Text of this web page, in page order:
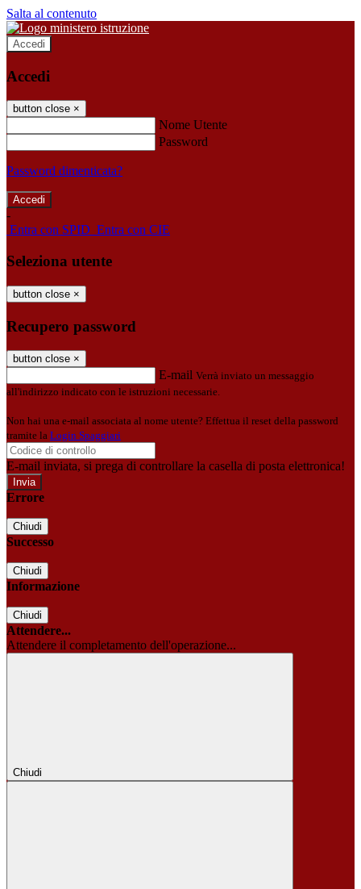
Salta al contenuto
Accedi
Accedi
button close ×
Nome Utente
Password
Password dimenticata?
-
Entra con SPID Entra con CIE
Seleziona utente
button close ×
Recupero password
button close ×
E-mail Verrà inviato un messaggio
all'indirizzo indicato con le istruzioni necessarie.
Non hai una e-mail associata al nome utente? Effettua il reset della password
tramite la Login Spaggiari
E-mail inviata, si prega di controllare la casella di posta elettronica!
Errore
Chiudi
Successo
Chiudi
Informazione
Chiudi
Attendere...
Attendere il completamento dell'operazione...
Chiudi